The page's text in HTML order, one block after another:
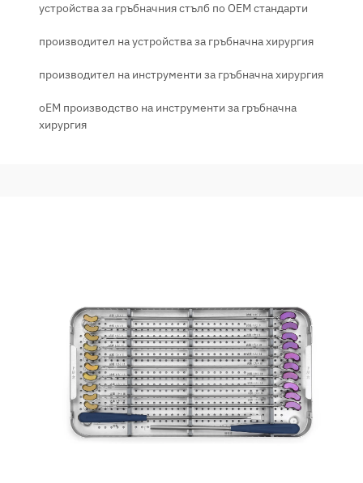
устройства за гръбначния стълб по OEM стандарти
производител на устройства за гръбначна хирургия
производител на инструменти за гръбначна хирургия
oEM производство на инструменти за гръбначна
хирургия